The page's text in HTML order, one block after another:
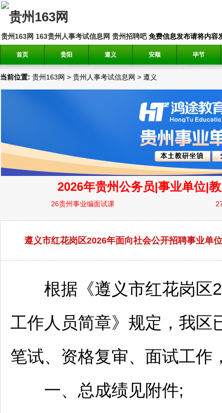
贵州163网 163贵州人事考试信息网 贵州招聘吧免费信息发布请将内容
首页 贵阳 遵义 安顺 毕节
当前位置: 贵州163网 > 贵州人事考试信息网 > 遵义
遵义市红花岗区2026年面向社会公开招聘事业单
根据《遵义市红花岗区
工作人员简章》规定，我区
笔试、资格复审、面试工作
一、总成绩见附件;